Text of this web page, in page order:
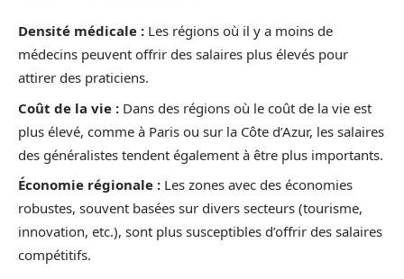
Densité médicale : Les régions où il y a moins de
médecins peuvent offrir des salaires plus élevés pour
attirer des praticiens.
Coût de la vie : Dans des régions où le coût de la vie est
plus élevé, comme à Paris ou sur la Côte d’Azur, les salaires
des généralistes tendent également à être plus importants.
Économie régionale : Les zones avec des économies
robustes, souvent basées sur divers secteurs (tourisme,
innovation, etc.), sont plus susceptibles d’offrir des salaires
compétitifs.